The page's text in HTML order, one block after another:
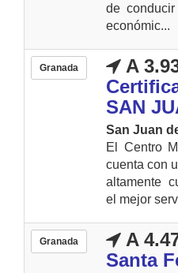
de
económic...
Granada
A
SAN
San Juan
El Centro
cuenta con
altamente
el mejor
Granada A
Santa